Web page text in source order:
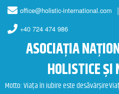
Skip
content
Skip
main
menu
office@holistic-international.com
+40 724 474 986
ASOCIAȚIA
HOLISTICE ȘI
Motto: Viața în iubire este desăvârșire